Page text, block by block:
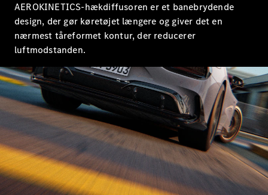
Konfigurator
Mercedes-
Benz Online
Showroom
Coupé
Alle Coupés
CLE Coupé
Mercedes-
AEROKINETICS-hækdiffusoren er et banebrydende
design, der gør køretøjet længere og giver det en
nærmest tåreformet kontur, der reducerer
luftmodstanden.